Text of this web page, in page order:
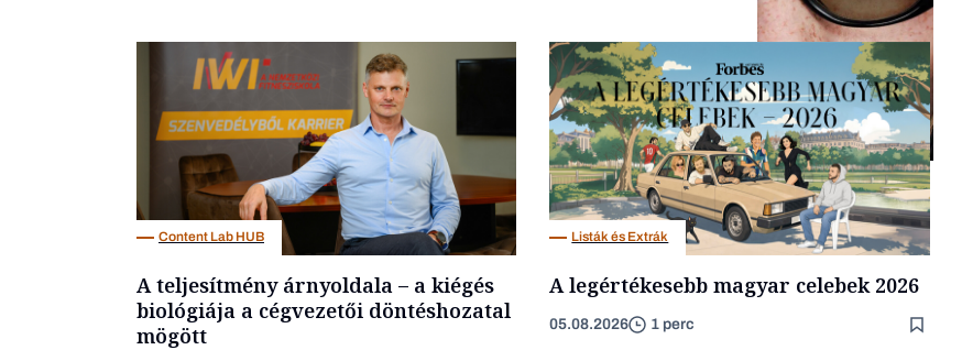
AI
Content Lab HUB
A teljesítmény árnyoldala – a kiégés
biológiája a cégvezetői döntéshozatal
mögött
Listák és Extrák
A legértékesebb magyar celebek 2026
05.08.2026 1 perc